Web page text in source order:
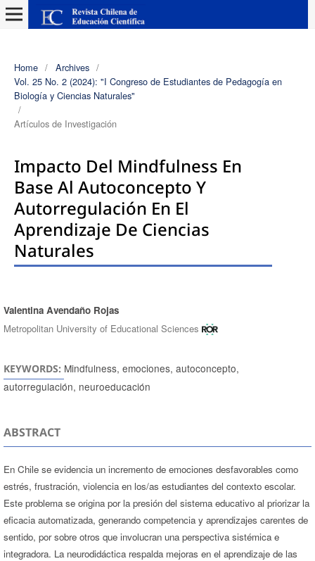
Home / Archives /
Vol. 25 No. 2 (2024): "I Congreso de Estudiantes de Pedagogía en
Biología y Ciencias Naturales"
/
Artículos de Investigación
Impacto Del Mindfulness En
Base Al Autoconcepto Y
Autorregulación En El
Aprendizaje De Ciencias
Naturales
Authors
Valentina Avendaño Rojas
Metropolitan University of Educational Sciences
KEYWORDS: Mindfulness, emociones, autoconcepto,
autorregulación, neuroeducación
ABSTRACT
En Chile se evidencia un incremento de emociones desfavorables como
estrés, frustración, violencia en los/as estudiantes del contexto escolar.
Este problema se origina por la presión del sistema educativo al priorizar la
eficacia automatizada, generando competencia y aprendizajes carentes de
sentido, por sobre otros que involucran una perspectiva sistémica e
integradora. La neurodidáctica respalda mejoras en el aprendizaje de las